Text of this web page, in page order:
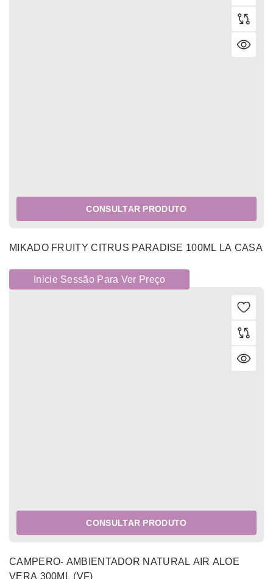
CONSULTAR PRODUTO
MIKADO FRUITY CITRUS PARADISE 100ML LA CASA
Inicie Sessão Para Ver Preço
CONSULTAR PRODUTO
CAMPERO- AMBIENTADOR NATURAL AIR ALOE
VERA 300ML (VF)